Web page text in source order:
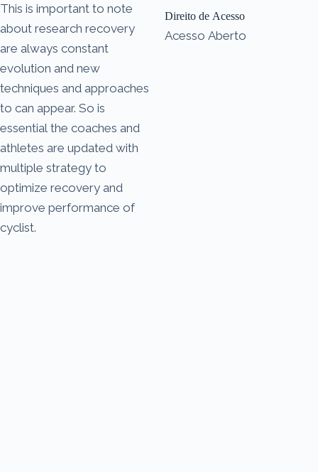
This is important to note
about research recovery
are always constant
evolution and new
techniques and approaches
to can appear. So is
essential the coaches and
athletes are updated with
multiple strategy to
optimize recovery and
improve performance of
cyclist.
Direito de Acesso
Acesso Aberto